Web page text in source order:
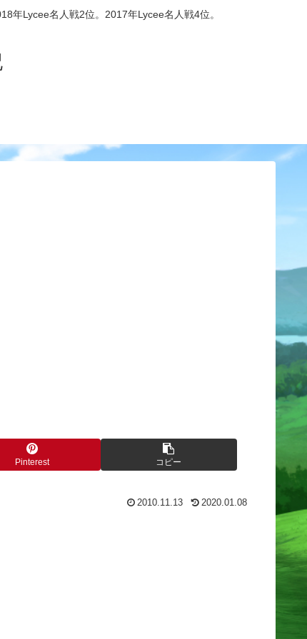
年Lycee名人戦2位。2017年Lycee名人戦4位。
Pinterest コピー
2010.11.13 2020.01.08